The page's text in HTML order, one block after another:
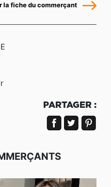
la fiche du commerçant
PARTAGER :